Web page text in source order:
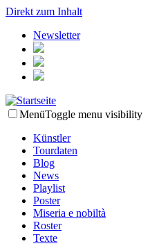
Direkt zum Inhalt
Newsletter
MenüToggle menu visibility
Künstler
Tourdaten
Blog
News
Playlist
Poster
Miseria e nobiltà
Roster
Texte